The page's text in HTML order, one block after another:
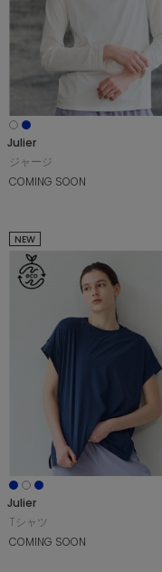
Julier
ジャージ
COMING SOON
NEW
Julier
Tシャツ
COMING SOON